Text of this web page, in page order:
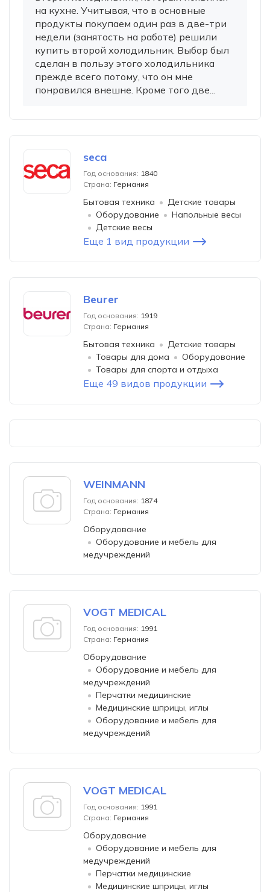
на кухне. Учитывая, что в основные
продукты покупаем один раз в две-три
недели (занятость на работе) решили
купить второй холодильник. Выбор был
сделан в пользу этого холодильника
прежде всего потому, что он мне
понравился внешне. Кроме того две...
seca
Год основания: 1840
Страна: Германия
Бытовая техника
Детские товары
Оборудование
Напольные весы
Детские весы
Еще 1 вид продукции
Beurer
Год основания: 1919
Страна: Германия
Бытовая техника
Детские товары
Товары для дома
Оборудование
Товары для спорта и отдыха
Еще 49 видов продукции
WEINMANN
Год основания: 1874
Страна: Германия
Оборудование
Оборудование и мебель для
медучреждений
VOGT MEDICAL
Год основания: 1991
Страна: Германия
Оборудование
Оборудование и мебель для
медучреждений
Перчатки медицинские
Медицинские шприцы, иглы
Оборудование и мебель для
медучреждений
VOGT MEDICAL
Год основания: 1991
Страна: Германия
Оборудование
Оборудование и мебель для
медучреждений
Перчатки медицинские
Медицинские шприцы, иглы